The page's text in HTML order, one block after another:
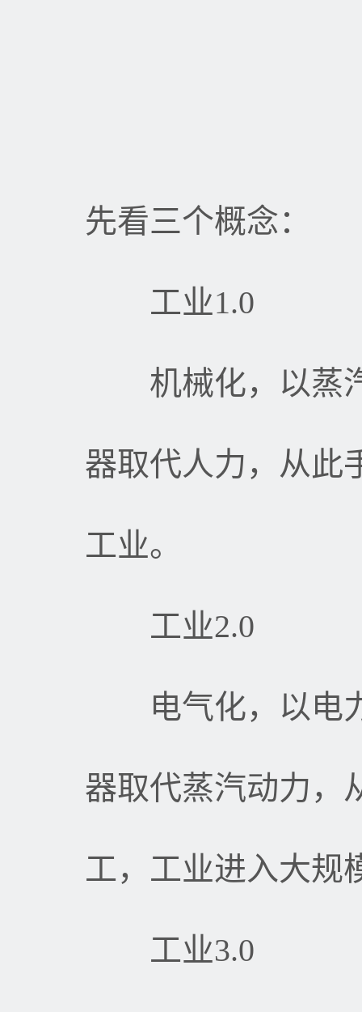
先看三个概念：
工业1.0
机械化，以蒸汽
器取代人力，从此
工业。
工业2.0
电气化，以电力
器取代蒸汽动力，
工，工业进入大规
工业3.0